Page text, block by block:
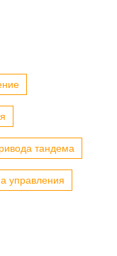
тандема
управления